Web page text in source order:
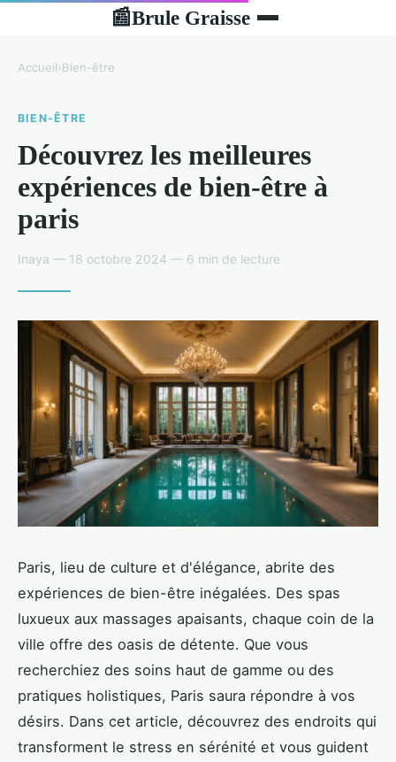
📰Brule Graisse
Accueil›Bien-être
BIEN-ÊTRE
Découvrez les meilleures
expériences de bien-être à
paris
Inaya — 18 octobre 2024 — 6 min de lecture
Paris, lieu de culture et d'élégance, abrite des
expériences de bien-être inégalées. Des spas
luxueux aux massages apaisants, chaque coin de la
ville offre des oasis de détente. Que vous
recherchiez des soins haut de gamme ou des
pratiques holistiques, Paris saura répondre à vos
désirs. Dans cet article, découvrez des endroits qui
transforment le stress en sérénité et vous guident